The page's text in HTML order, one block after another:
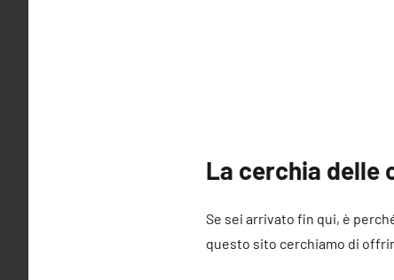
La cerchia delle
Se sei arrivato fin qui, è
questo sito cerchiamo di